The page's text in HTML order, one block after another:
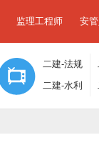
监理工程师 安
二建-法规
及相关知
识
二建-水利
水电